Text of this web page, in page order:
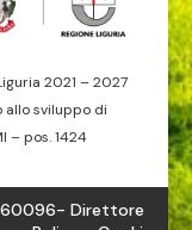
2021 – 2027
allo sviluppo di
– pos. 1424
Direttore